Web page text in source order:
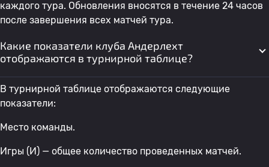
каждого тура. Обновления вносятся в течение 24 часов
после завершения всех матчей тура.
Какие показатели клуба Андерлехт
отображаются в турнирной таблице?
В турнирной таблице отображаются следующие
показатели:
Место команды.
Игры (И) — общее количество проведенных матчей.